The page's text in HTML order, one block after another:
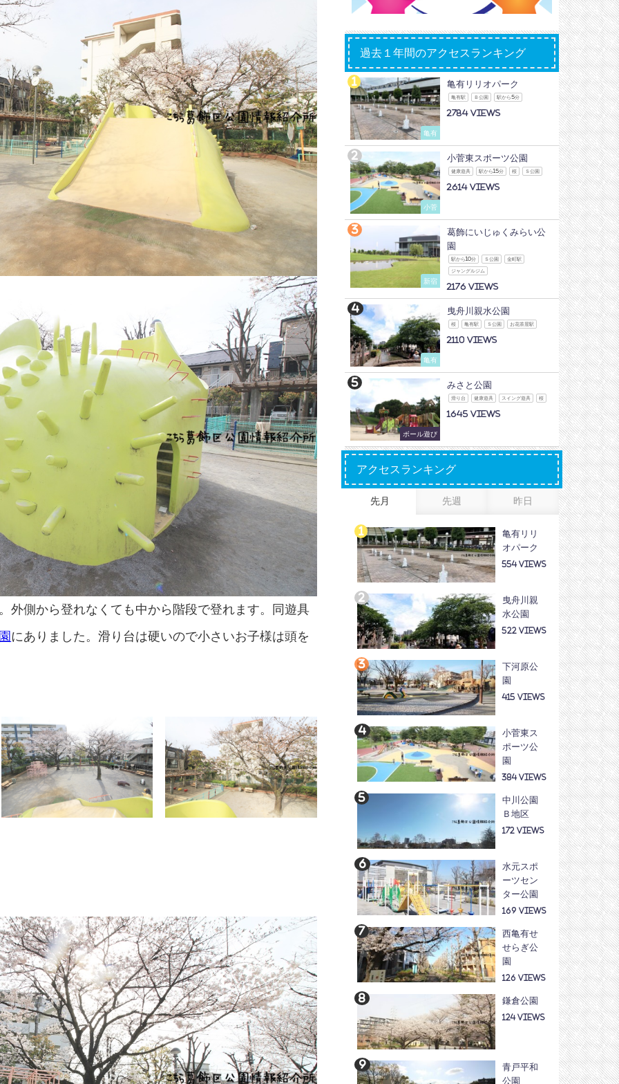
外側から登れなくても中から階段で登れます。同遊具
にありました。滑り台は硬いので小さいお子様は頭を
過去１年間のアクセスランキング
亀有
亀有リリオパーク
亀有駅 Ｂ公園 駅から5分
2784
小菅
小菅東スポーツ公園
健康遊具 駅から15分 桜 Ｓ公園
2614
新宿
葛飾にいじゅくみらい公
園
駅から10分 Ｓ公園 金町駅
ジャングルジム
2176
亀有
曳舟川親水公園
桜 亀有駅 Ｓ公園 お花茶屋駅
2110
ボール遊び
みさと公園
滑り台 健康遊具 スイング遊具 桜
1645
アクセスランキング
先月 先週 昨日
亀有リリ
オパーク
554
曳舟川親
水公園
522
下河原公
園
415
小菅東ス
ポーツ公
園
384
中川公園
Ｂ地区
172
水元スポ
ーツセン
ター公園
169
西亀有せ
せらぎ公
園
126
鎌倉公園
124
青戸平和
公園